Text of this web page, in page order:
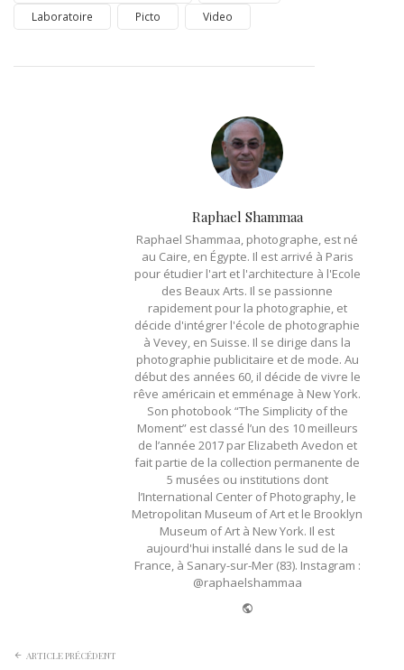
Laboratoire Picto Video
Raphael Shammaa
Raphael Shammaa, photographe, est né
au Caire, en Égypte. Il est arrivé à Paris
pour étudier l'art et l'architecture à l'Ecole
des Beaux Arts. Il se passionne
rapidement pour la photographie, et
décide d'intégrer l'école de photographie
à Vevey, en Suisse. Il se dirige dans la
photographie publicitaire et de mode. Au
début des années 60, il décide de vivre le
rêve américain et emménage à New York.
Son photobook “The Simplicity of the
Moment” est classé l’un des 10 meilleurs
de l’année 2017 par Elizabeth Avedon et
fait partie de la collection permanente de
5 musées ou institutions dont
l’International Center of Photography, le
Metropolitan Museum of Art et le Brooklyn
Museum of Art à New York. Il est
aujourd'hui installé dans le sud de la
France, à Sanary-sur-Mer (83). Instagram :
@raphaelshammaa
Website
ARTICLE PRÉCÉDENT